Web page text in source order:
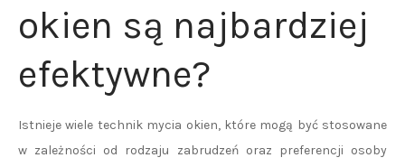
okien są najbardziej
efektywne?
Istnieje wiele technik mycia okien, które mogą być stosowane
w zależności od rodzaju zabrudzeń oraz preferencji osoby